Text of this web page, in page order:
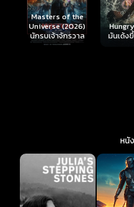
Masters of the
Universe (2026)
นักรบเจ้าจักรวาล
มันเด้ง
หนั